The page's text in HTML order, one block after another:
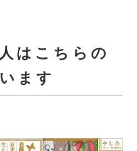
はこちらの
ます